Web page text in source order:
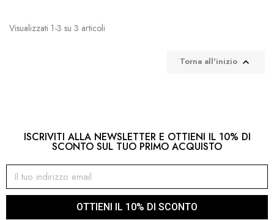
Visualizzati 1-3 su 3 articoli
Torna all'inizio 
ISCRIVITI ALLA NEWSLETTER E OTTIENI IL 10% DI
SCONTO SUL TUO PRIMO ACQUISTO
OTTIENI IL 10% DI SCONTO